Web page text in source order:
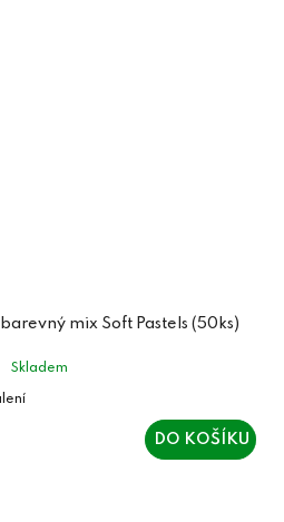
mix Soft Pastels (50ks)
Skladem
DO KOŠÍKU